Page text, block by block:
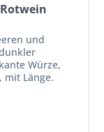
und
Würze,
mit Länge.